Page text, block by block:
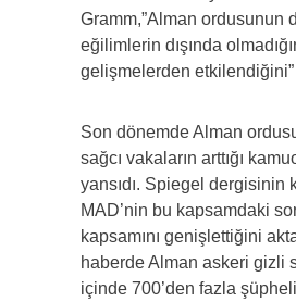
Gramm,”Alman ordusunun
eğilimlerin dışında
gelişmelerden
Son dönemde Alman
sağcı vakaların arttığı
yansıdı. Spiegel dergisinin
MAD’nin bu kapsamdaki
kapsamını genişlettiğini
haberde Alman askeri gizli
içinde 700’den fazla şüpheli